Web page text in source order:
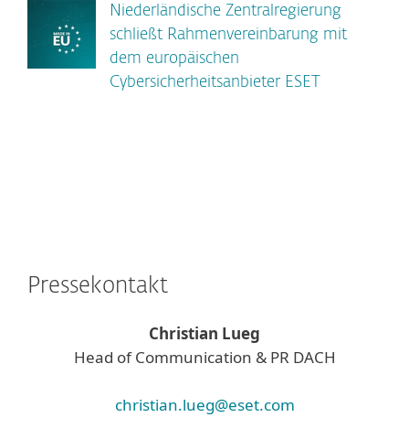
Niederländische Zentralregierung
schließt Rahmenvereinbarung mit
dem europäischen
Cybersicherheitsanbieter ESET
Pressekontakt
Christian Lueg
Head of Communication & PR DACH
christian.lueg@eset.com